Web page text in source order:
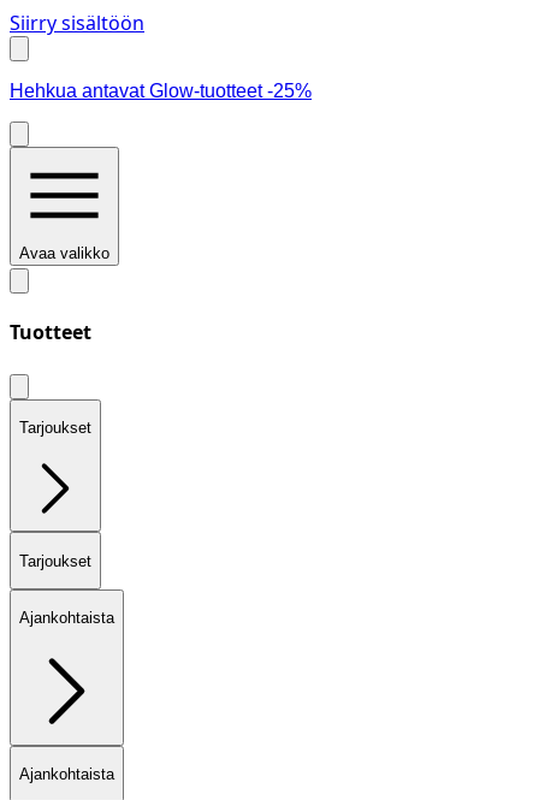
Siirry sisältöön
Hehkua antavat Glow-tuotteet -25%
Avaa valikko
Tuotteet
Tarjoukset
Tarjoukset
Ajankohtaista
Ajankohtaista